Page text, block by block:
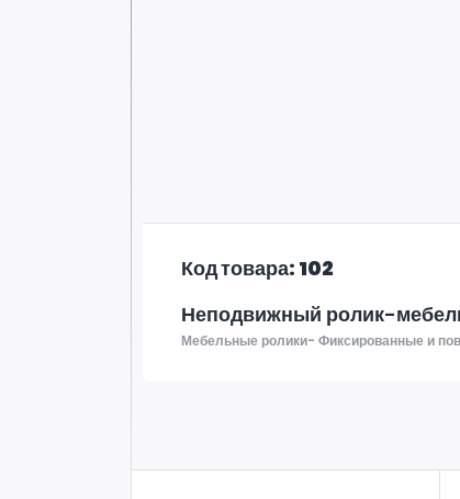
Код товара: 102
Неподвижный ролик-
Мебельные ролики- Фиксированные и